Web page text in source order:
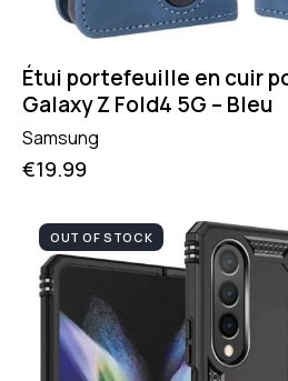
Étui portefeuille en cuir
Galaxy Z Fold4 5G – Bleu
Samsung
€19.99
OUT OF STOCK